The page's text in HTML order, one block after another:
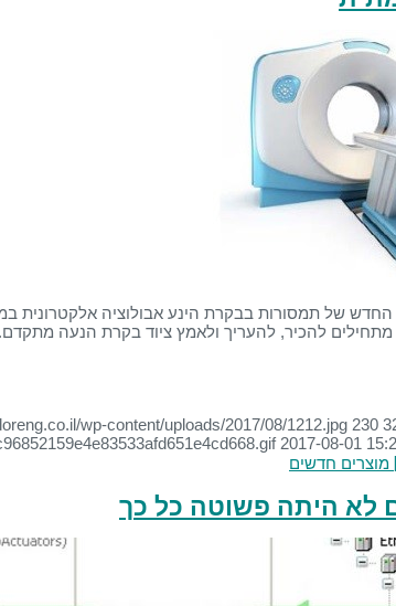
של תמסורות בבקרת הינע אבולוציה אלקטרונית
מתחילים להכיר, להעריך ולאמץ ציוד בקרת הנעה
wp-content/uploads/2017/08/1212.jpg 230
2017-08-01
מוצרים חדשים
לא היתה פשוטה כל כך